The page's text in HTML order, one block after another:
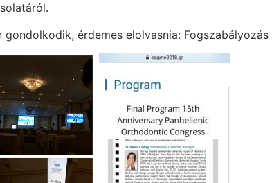
gondolkodik, érdemes elolvasnia: